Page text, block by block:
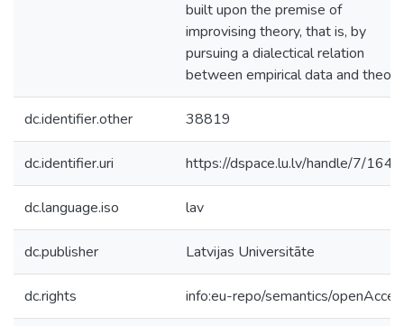
built upon the premise of
improvising theory, that is, by
pursuing a dialectical relation
between empirical data and theory.
dc.identifier.other 38819
dc.identifier.uri https://dspace.lu.lv/handle/7/
dc.language.iso lav
dc.publisher Latvijas Universitāte
dc.rights info:eu-repo/semantics/